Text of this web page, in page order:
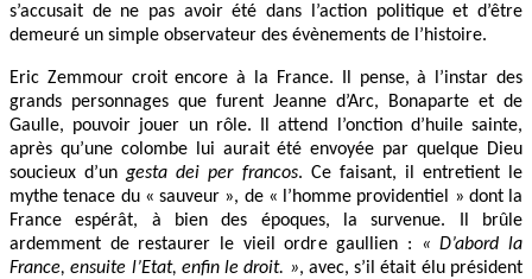
s’accusait de ne pas avoir été dans l’action politique et d’être
demeuré un simple observateur des évènements de l’histoire.
Eric Zemmour croit encore à la France. Il pense, à l’instar des
grands personnages que furent Jeanne d’Arc, Bonaparte et de
Gaulle, pouvoir jouer un rôle. Il attend l’onction d’huile sainte,
après qu’une colombe lui aurait été envoyée par quelque Dieu
soucieux d’ungesta dei per francos. Ce faisant, il entretient le
mythe tenace du « sauveur », de « l’homme providentiel » dont la
France espérât, à bien des époques, la survenue. Il brûle
ardemment de restaurer le vieil ordre gaullien : « D’abord la
France, ensuite l’Etat, enfin le droit. », avec, s’il était élu président